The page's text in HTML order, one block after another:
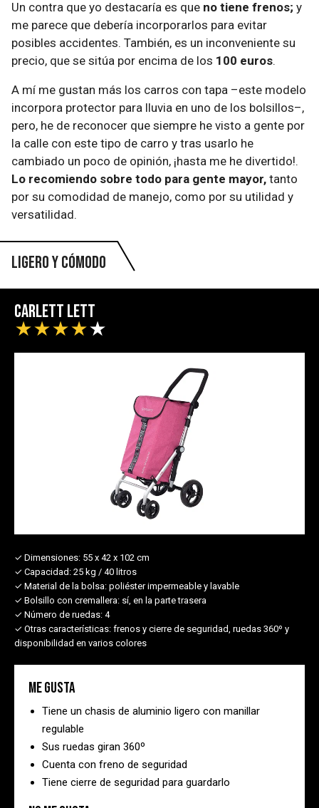
Un contra que yo destacaría es que no tiene frenos; y
me parece que debería incorporarlos para evitar
posibles accidentes. También, es un inconveniente su
precio, que se sitúa por encima de los 100 euros.
A mí me gustan más los carros con tapa –este modelo
incorpora protector para lluvia en uno de los bolsillos–,
pero, he de reconocer que siempre he visto a gente por
la calle con este tipo de carro y tras usarlo he
cambiado un poco de opinión, ¡hasta me he divertido!.
Lo recomiendo sobre todo para gente mayor, tanto
por su comodidad de manejo, como por su utilidad y
versatilidad.
Ligero y cómodo
Carlett Lett
★★★★★
✓ Dimensiones: 55 x 42 x 102 cm
✓ Capacidad: 25 kg / 40 litros
✓ Material de la bolsa: poliéster impermeable y lavable
✓ Bolsillo con cremallera: sí, en la parte trasera
✓ Número de ruedas: 4
✓ Otras características: frenos y cierre de seguridad, ruedas 360º y
disponibilidad en varios colores
Me gusta
Tiene un chasis de aluminio ligero con manillar
regulable
Sus ruedas giran 360º
Cuenta con freno de seguridad
Tiene cierre de seguridad para guardarlo